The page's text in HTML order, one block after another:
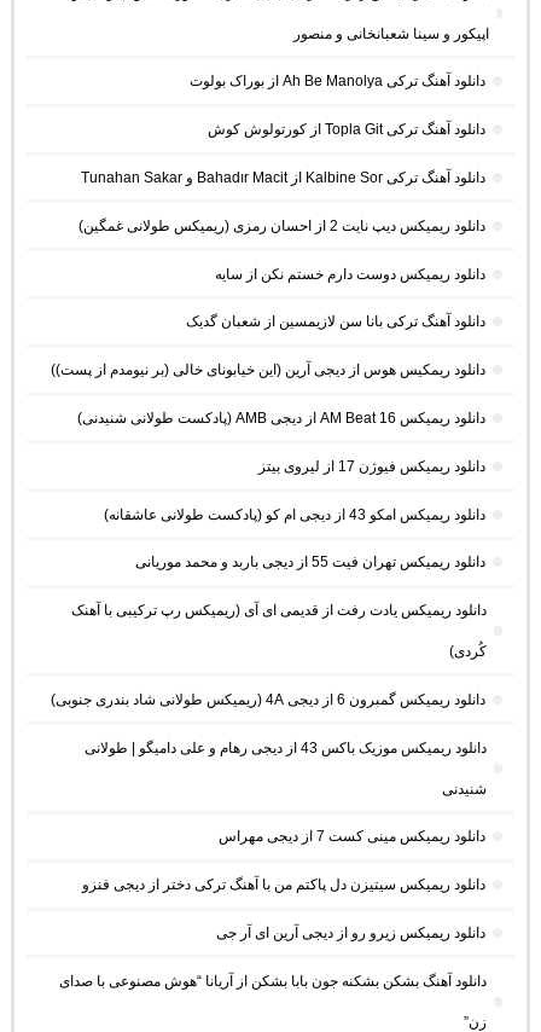
اپیکور و سینا شعبانخانی و منصور
دانلود آهنگ ترکی Ah Be Manolya از بوراک بولوت
دانلود آهنگ ترکی Topla Git از کورتولوش کوش
دانلود آهنگ ترکی Kalbine Sor از Bahadır Macit و Tunahan Sakar
دانلود ریمیکس دیپ نایت 2 از احسان رمزی (ریمیکس طولانی غمگین)
دانلود ریمیکس دوست دارم خستم نکن از سایه
دانلود آهنگ ترکی بانا سن لازیمسین از شعبان گدیک
دانلود ریمکیس هوس از دیجی آرین (این خیابونای خالی (بر نیومدم از پست))
دانلود ریمیکس AM Beat 16 از دیجی AMB (پادکست طولانی شنیدنی)
دانلود ریمیکس فیوژن 17 از لیروی بیتز
دانلود ریمیکس امکو 43 از دیجی ام کو (پادکست طولانی عاشقانه)
دانلود ریمیکس تهران فیت 55 از دیجی باربد و محمد موریانی
دانلود ریمیکس یادت رفت از قدیمی ای آی (ریمیکس رپ ترکیبی با آهنک
کُردی)
دانلود ریمیکس گمبرون 6 از دیجی 4A (ریمیکس طولانی شاد بندری جنوبی)
دانلود ریمیکس موزیک باکس 43 از دیجی رهام و علی دامیگو | طولانی
شنیدنی
دانلود ریمیکس مینی کست 7 از دیجی مهراس
دانلود ریمیکس سیتیزن دل پاکتم من با آهنگ ترکی دختر از دیجی فنزو
دانلود ریمیکس زیرو رو از دیجی آرین ای آر جی
دانلود آهنگ بشکن بشکنه جون بابا بشکن از آریانا “هوش مصنوعی با صدای
زن”